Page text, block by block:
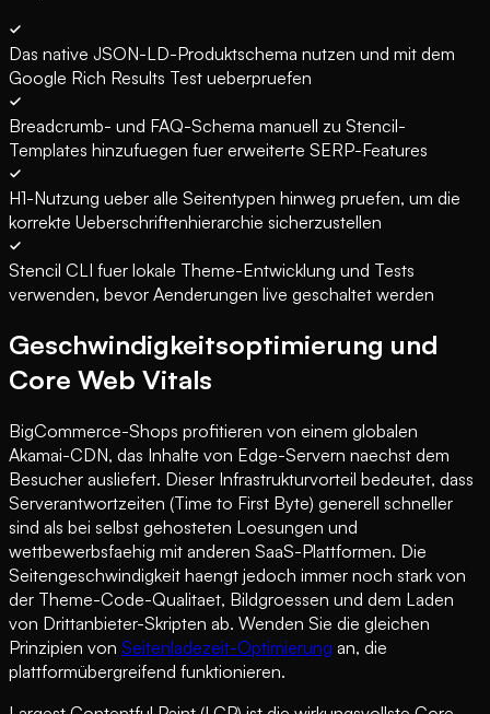
Das native JSON-LD-Produktschema nutzen und mit dem
Google Rich Results Test ueberpruefen
Breadcrumb- und FAQ-Schema manuell zu Stencil-
Templates hinzufuegen fuer erweiterte SERP-Features
H1-Nutzung ueber alle Seitentypen hinweg pruefen, um die
korrekte Ueberschriftenhierarchie sicherzustellen
Stencil CLI fuer lokale Theme-Entwicklung und Tests
verwenden, bevor Aenderungen live geschaltet werden
Geschwindigkeitsoptimierung und
Core Web Vitals
BigCommerce-Shops profitieren von einem globalen
Akamai-CDN, das Inhalte von Edge-Servern naechst dem
Besucher ausliefert. Dieser Infrastrukturvorteil bedeutet, dass
Serverantwortzeiten (Time to First Byte) generell schneller
sind als bei selbst gehosteten Loesungen und
wettbewerbsfaehig mit anderen SaaS-Plattformen. Die
Seitengeschwindigkeit haengt jedoch immer noch stark von
der Theme-Code-Qualitaet, Bildgroessen und dem Laden
von Drittanbieter-Skripten ab. Wenden Sie die gleichen
Prinzipien von Seitenladezeit-Optimierung an, die
plattformübergreifend funktionieren.